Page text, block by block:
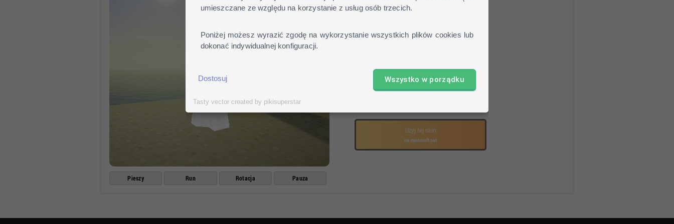
umieszczane ze względu na korzystanie z usług osób trzecich.
Poniżej możesz wyrazić zgodę na wykorzystanie wszystkich plików cookies lub
dokonać indywidualnej konfiguracji.
Dostosuj Wszystko w porządku
Tasty vector created by pikisuperstar
Pieszy Run Rotacja Pauza
Kliknij"review"i wybierz pobraną skin
Pobierz skin
Użyj tej skin
na minecraft.net